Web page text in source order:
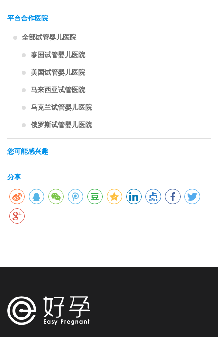
平台合作医院
全部试管婴儿医院
泰国试管婴儿医院
美国试管婴儿医院
马来西亚试管医院
乌克兰试管婴儿医院
俄罗斯试管婴儿医院
您可能感兴趣
分享